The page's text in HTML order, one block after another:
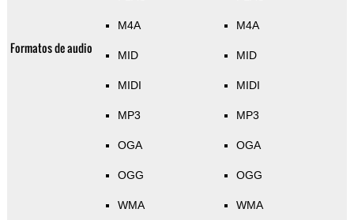
Formatos de audio
M4A
MID
MIDI
MP3
OGA
OGG
WMA
M4A
MID
MIDI
MP3
OGA
OGG
WMA